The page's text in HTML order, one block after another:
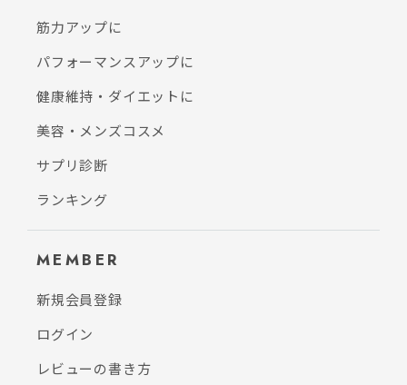
筋力アップに
パフォーマンスアップに
健康維持・ダイエットに
美容・メンズコスメ
サプリ診断
ランキング
MEMBER
新規会員登録
ログイン
レビューの書き方